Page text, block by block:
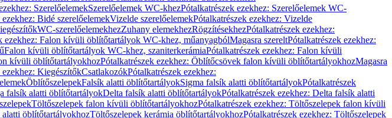
SzerelőelemekSzerelőelemek WC-khezPótalkatrészek ezekhez: Szerelőelemek WC-
Bidé szerelőelemekVizelde szerelőelemekPótalkatrészek ezekhez: Vizelde
WC-szerelőelemekhezZuhany elemekhezRögzítésekhezPótalkatrészek ezekhez:
ezekhez: Falon kívüli öblítőtartályok WC-khez, műanyagbólMagasra szereltPótalkatrészek ezekhez:
Falon kívüli öblítőtartályok WC-khez, szaniterkerámiaPótalkatrészek ezekhez: Falon kívüli
kívüli öblítőtartályokhozPótalkatrészek ezekhez: Öblítőcsövek falon kívüli öblítőtartályokhozMagasra
ezekhez: KiegészítőkCsatlakozókPótalkatrészek ezekhez:
ÖblítőszelepekFalsík alatti öblítőtartályokSigma falsík alatti öblítőtartályokPótalkatrészek
falsík alatti öblítőtartályokDelta falsík alatti öblítőtartályokPótalkatrészek ezekhez: Delta falsík alatti
Töltőszelepek falon kívüli öblítőtartályokhozPótalkatrészek ezekhez: Töltőszelepek falon kívüli
alatti öblítőtartályokhozTöltőszelepek kerámia öblítőtartályokhozPótalkatrészek ezekhez: Töltőszelepek